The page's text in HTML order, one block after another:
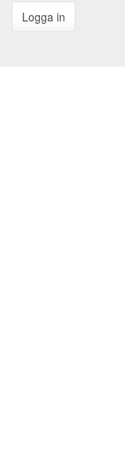
Logga in